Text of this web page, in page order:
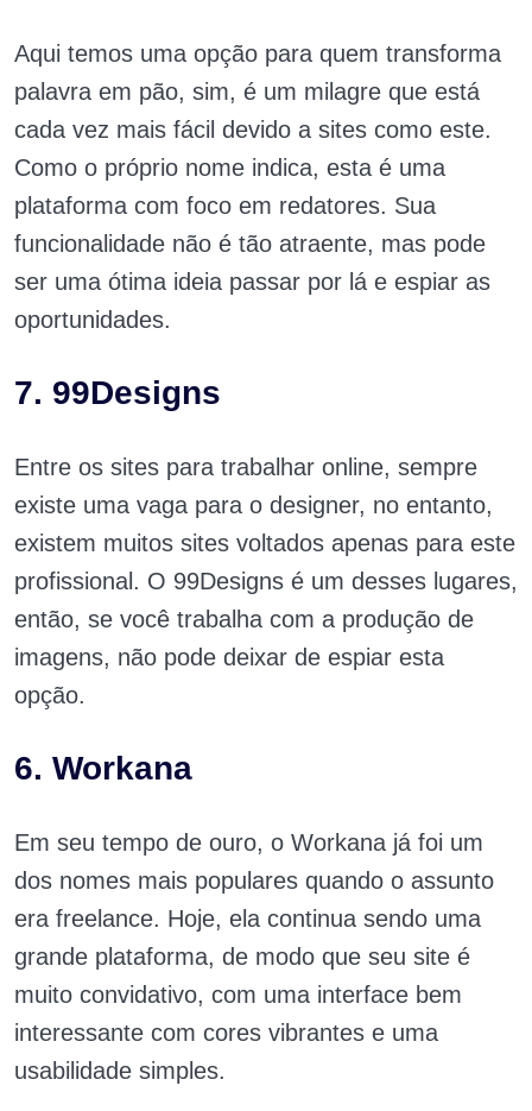
Aqui temos uma opção para quem transforma
palavra em pão, sim, é um milagre que está
cada vez mais fácil devido a sites como este.
Como o próprio nome indica, esta é uma
plataforma com foco em redatores. Sua
funcionalidade não é tão atraente, mas pode
ser uma ótima ideia passar por lá e espiar as
oportunidades.
7. 99Designs
Entre os sites para trabalhar online, sempre
existe uma vaga para o designer, no entanto,
existem muitos sites voltados apenas para este
profissional. O 99Designs é um desses lugares,
então, se você trabalha com a produção de
imagens, não pode deixar de espiar esta
opção.
6. Workana
Em seu tempo de ouro, o Workana já foi um
dos nomes mais populares quando o assunto
era freelance. Hoje, ela continua sendo uma
grande plataforma, de modo que seu site é
muito convidativo, com uma interface bem
interessante com cores vibrantes e uma
usabilidade simples.